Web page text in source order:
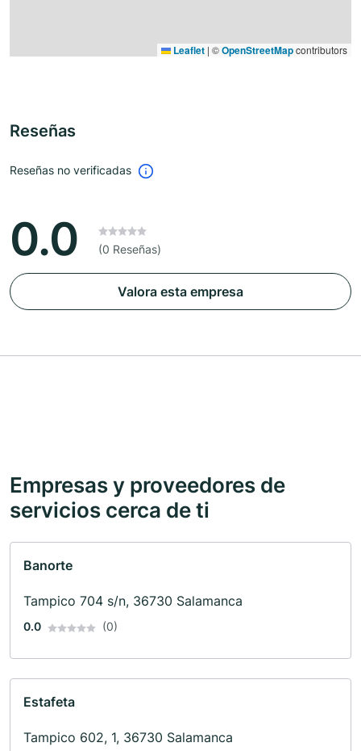
Leaflet | ©OpenStreetMapcontributors
Reseñas
Reseñas no verificadas
0.0 (0 Reseñas)
Valora esta empresa
Empresas y proveedores de
servicios cerca de ti
Banorte
Tampico 704 s/n, 36730 Salamanca
0.0 (0)
Estafeta
Tampico 602, 1, 36730 Salamanca